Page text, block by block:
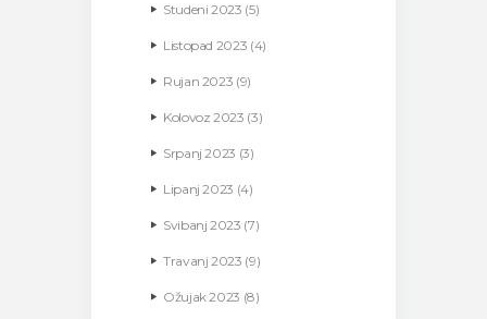
Studeni2023 (5)
Listopad 2023 (4)
Rujan 2023 (9)
Kolovoz2023 (3)
Srpanj2023 (3)
Lipanj2023 (4)
Svibanj2023 (7)
Travanj2023 (9)
Ožujak2023 (8)